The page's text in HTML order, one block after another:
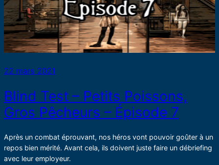
22 mars 2021
Blind Test – Petits Poissons,
Gros Pêcheurs – Épisode 7
Après un combat éprouvant, nos héros vont pouvoir goûter à un
repos bien mérité. Avant cela, ils doivent juste faire un débriefing
avec leur employeur.